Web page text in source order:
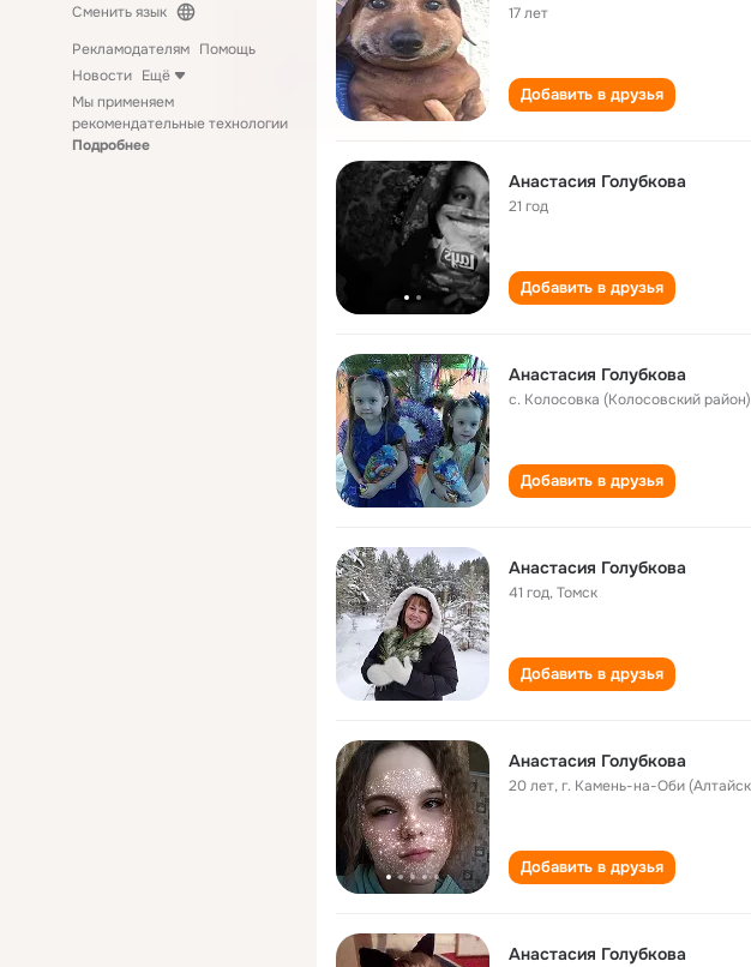
Сменить язык
Рекламодателям Помощь
Новости Ещё
Мы применяем
рекомендательные технологии
Подробнее
17 лет
Добавить в друзья
Анастасия Голубкова
21 год
Добавить в друзья
Анастасия Голубкова
с. Колосовка (Колосовский район)
Добавить в друзья
Анастасия Голубкова
41 год,Томск
Добавить в друзья
Анастасия Голубкова
20 лет,г. Камень-на-Оби
Добавить в друзья
Анастасия Голубкова